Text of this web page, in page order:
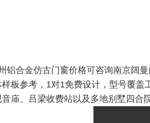
铝合金仿古门窗价格可咨询南京阔
样板参考，1对1免费设计，型号覆盖
音庙、吕梁收费站以及多地别墅四合